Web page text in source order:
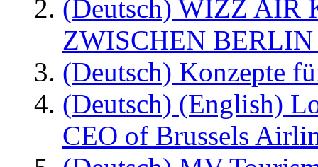
(Deutsch) WIZZ AIR
ZWISCHEN
(Deutsch) Konzepte
(Deutsch) (English)
CEO of Brussels